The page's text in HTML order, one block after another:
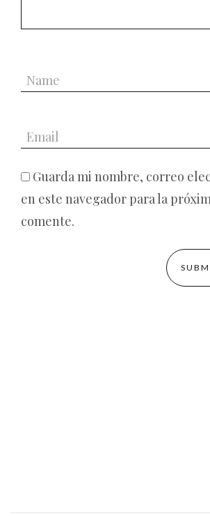
Guarda mi nombre, correo
en este navegador para la
comente.